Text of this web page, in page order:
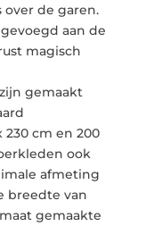
de garen.
aan de
magisch
gemaakt
230 cm en 200
ook
afmeting
breedte van
gemaakte